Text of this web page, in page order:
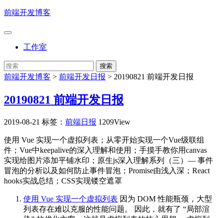
前端开发博客
工作室
前端开发博客 > 前端开发日报 > 20190821 前端开发日报
20190821 前端开发日报
2019-08-21 标签： 前端日报 1209View
使用 Vue 实现一个虚拟列表；从零开始实现一个Vue级联组
件；Vue中keepalive的深入理解和使用；手摸手教你用canvas
实现给图片添加平铺水印；原生js深入理解系列（三）— 事件
冒泡的分析以及如何防止事件冒泡；Promise由浅入深；React
hooks实战总结；CSS实现镂空遮罩
使用 Vue 实现一个虚拟列表 因为 DOM 性能瓶颈，大型
列表存在难以克服的性能问题。 因此，就有了 “局部渲